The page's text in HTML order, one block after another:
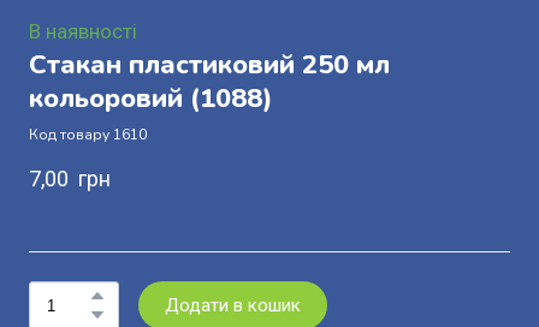
В наявності
Стакан пластиковий 250 мл
кольоровий (1088)
Код товару 1610
7,00  грн
Додати в кошик